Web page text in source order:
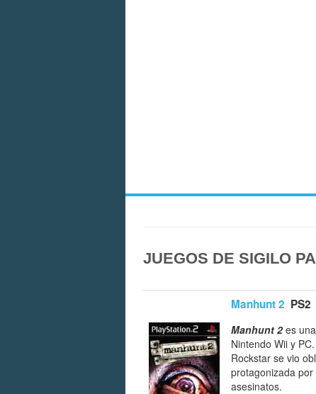
JUEGOS DE SIGILO
Manhunt 2 PS2
Manhunt 2es una
Nintendo Wii y
Rockstar se vio
protagonizada
asesinatos.